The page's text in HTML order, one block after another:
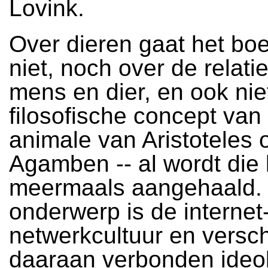
Lovink.
Over dieren gaat het
niet, noch over de
mens en dier, en ook
filosofische concept van
animale van Aristoteles
Agamben -- al wordt die
meermaals aangehaald.
onderwerp is de
netwerkcultuur en
daaraan verbonden